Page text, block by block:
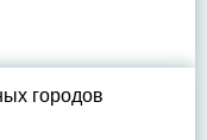
городов